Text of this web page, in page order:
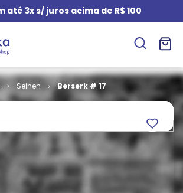
até 3x s/ juros acima de R$ 100
Seinen Berserk # 17